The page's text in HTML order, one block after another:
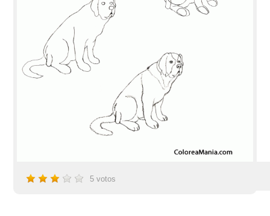
5 votos